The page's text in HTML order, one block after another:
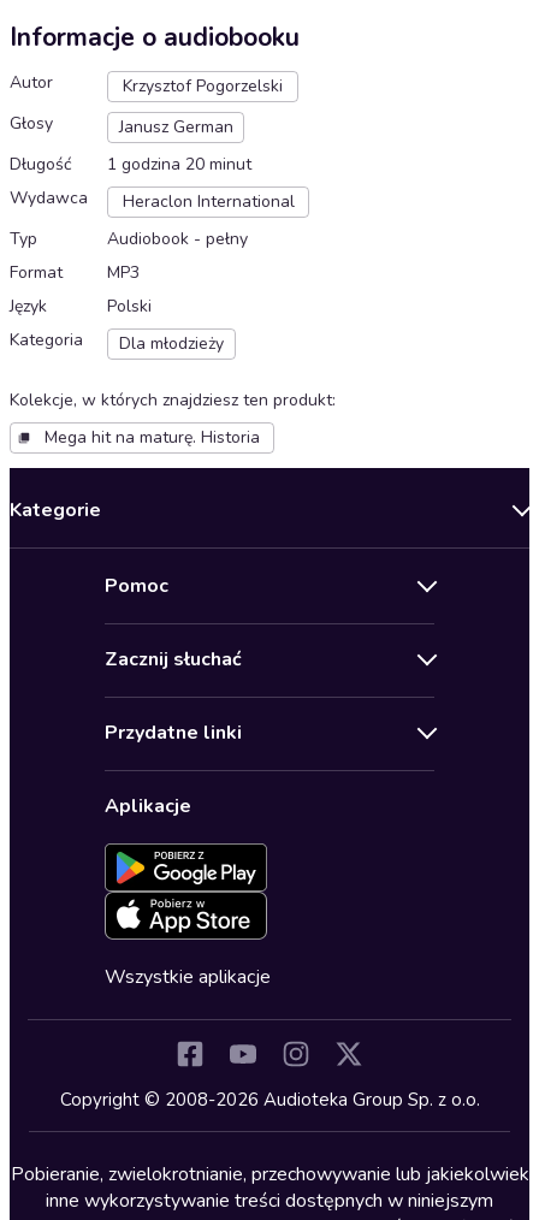
Informacje o audiobooku
Autor
Krzysztof Pogorzelski
Głosy
Janusz German
Długość
1 godzina 20 minut
Wydawca
Heraclon International
Typ
Audiobook - pełny
Format
MP3
Język
Polski
Kategoria
Dla młodzieży
Kolekcje, w których znajdziesz ten produkt:
Mega hit na maturę. Historia
Kategorie
Biznes, marketing, ekonomia
Dla młodzieży
Kryminały
Lektury szkolne
Literatura anglojęzyczna
Pomoc
Pomoc
Ustawienia prywatności
Formularz zgłaszania nielegalnych treści
Deklaracja dostępności
Zacznij słuchać
Karnety
Oferta dla firm i bibliotek
Przydatne linki
Dołącz do newslettera
Blog
Zapowiedzi
Cykle audiobooków
Aplikacje
Wszystkie aplikacje
Copyright © 2008-2026 Audioteka Group Sp. z o.o.
Pobieranie, zwielokrotnianie, przechowywanie lub jakiekolwiek
inne wykorzystywanie treści dostępnych w niniejszym